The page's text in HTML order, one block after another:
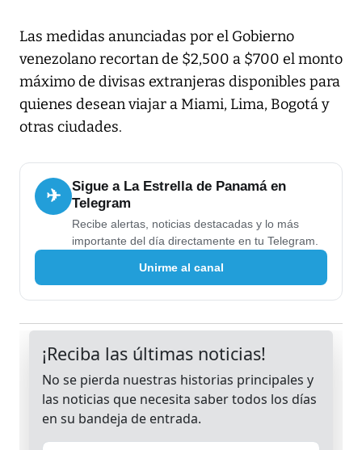
Las medidas anunciadas por el Gobierno
venezolano recortan de $2,500 a $700 el monto
máximo de divisas extranjeras disponibles para
quienes desean viajar a Miami, Lima, Bogotá y
otras ciudades.
✈
Sigue a La Estrella de Panamá en
Telegram
Recibe alertas, noticias destacadas y lo más
importante del día directamente en tu Telegram.
Unirme al canal